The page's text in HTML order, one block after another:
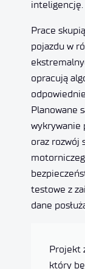
inteligencję.
Prace
pojazdu w
opracują
Planowane
wykrywanie
oraz rozwój
testowe z
dane
Projekt
który